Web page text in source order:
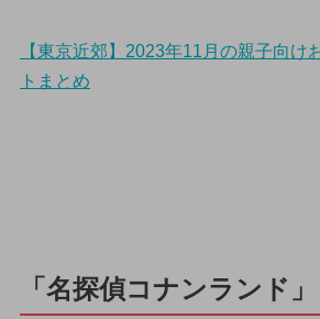
【東京近郊】2023年11月の親子向け
トまとめ
「名探偵コナンランド